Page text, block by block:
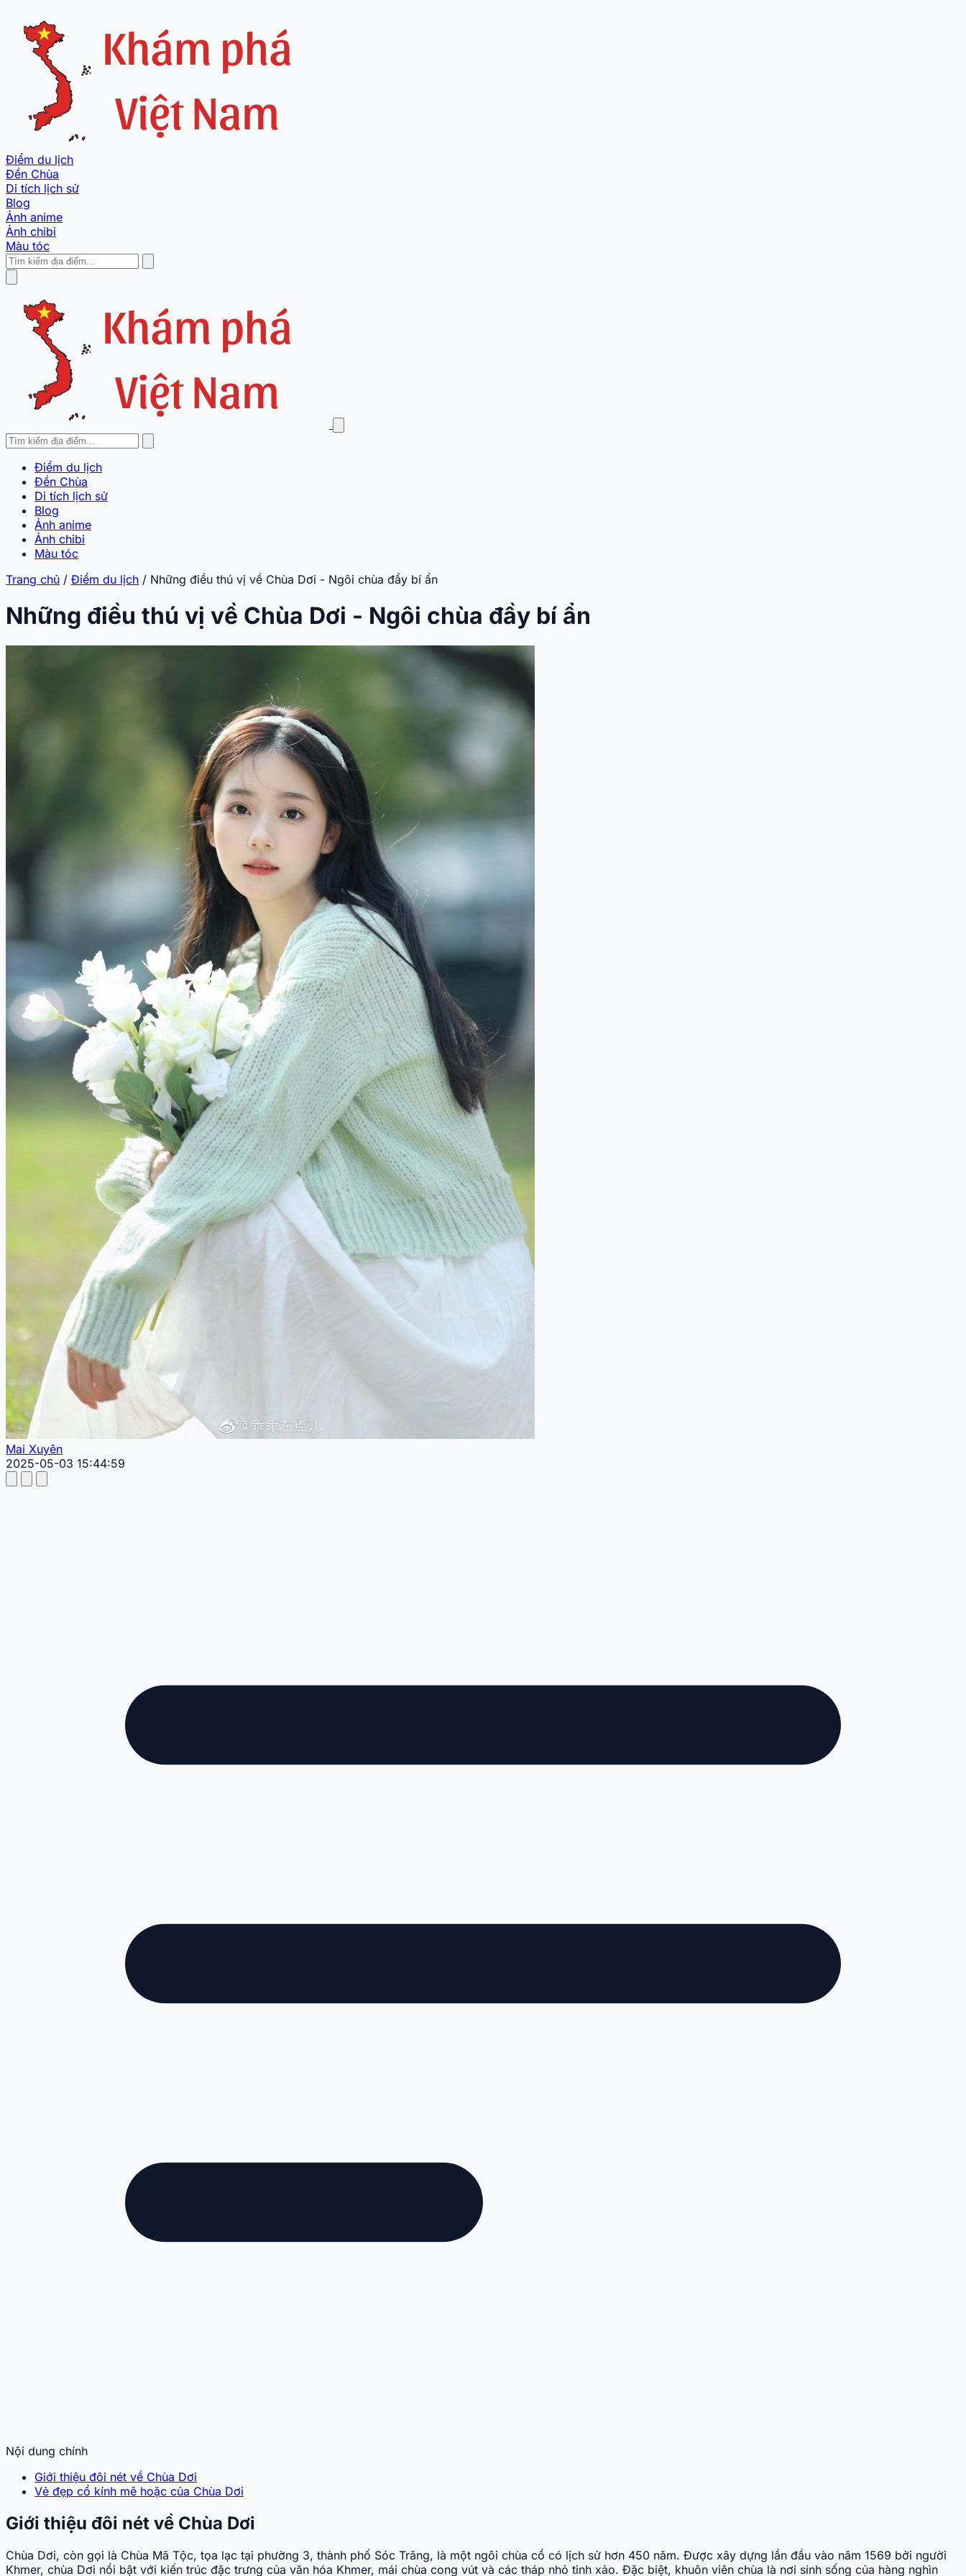
Điểm du lịch
Đền Chùa
Di tích lịch sử
Blog
Ảnh anime
Ảnh chibi
Màu tóc
Điểm du lịch
Đền Chùa
Di tích lịch sử
Blog
Ảnh anime
Ảnh chibi
Màu tóc
Trang chủ / Điểm du lịch / Những điều thú vị về Chùa Dơi - Ngôi chùa đầy bí ẩn
Những điều thú vị về Chùa Dơi - Ngôi chùa đầy bí ẩn
Mai Xuyên
2025-05-03 15:44:59
Nội dung chính
Giới thiệu đôi nét về Chùa Dơi
Vẻ đẹp cổ kính mê hoặc của Chùa Dơi
Giới thiệu đôi nét về Chùa Dơi
Chùa Dơi, còn gọi là Chùa Mã Tộc, tọa lạc tại phường 3, thành phố Sóc Trăng, là một ngôi chùa cổ có lịch sử hơn 450 năm. Được xây dựng lần đầu vào năm 1569 bởi người
Khmer, chùa Dơi nổi bật với kiến trúc đặc trưng của văn hóa Khmer, mái chùa cong vút và các tháp nhỏ tinh xảo. Đặc biệt, khuôn viên chùa là nơi sinh sống của hàng nghìn